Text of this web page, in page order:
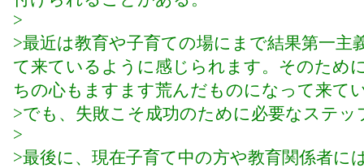
>
>最近は教育や子育ての場にまで結果第一主
て来ているように感じられます。そのため
ちの心もますます荒んだものになって来て
>でも、失敗こそ成功のために必要なステッ
>
>最後に、現在子育て中の方や教育関係者に